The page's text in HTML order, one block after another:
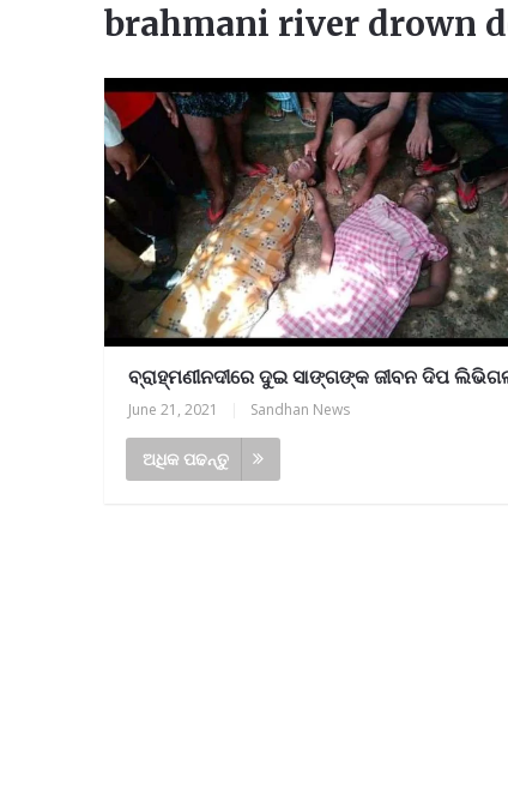
brahmani river drown
ବ୍ରାହ୍ମଣୀନଦୀରେ ଦୁଇ ସାଙ୍ଗଙ୍କ ଜୀବନ ଦିପ
June 21, 2021 Sandhan News
ଅଧିକ ପଢନ୍ତୁ